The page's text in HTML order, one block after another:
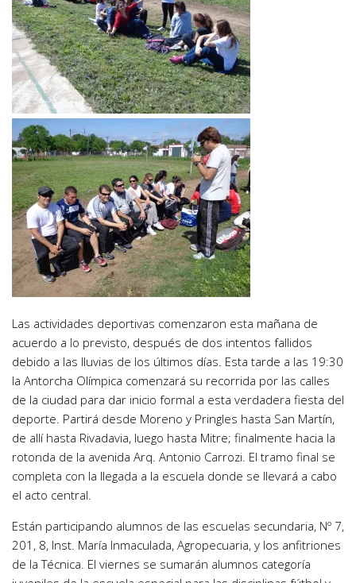
Las actividades deportivas comenzaron esta mañana de
acuerdo a lo previsto, después de dos intentos fallidos
debido a las lluvias de los últimos días. Esta tarde a las 19:30
la Antorcha Olímpica comenzará su recorrida por las calles
de la ciudad para dar inicio formal a esta verdadera fiesta del
deporte. Partirá desde Moreno y Pringles hasta San Martín,
de allí hasta Rivadavia, luego hasta Mitre; finalmente hacia la
rotonda de la avenida Arq. Antonio Carrozi. El tramo final se
completa con la llegada a la escuela donde se llevará a cabo
el acto central.
Están participando alumnos de las escuelas secundaria, Nº 7,
201, 8, Inst. María Inmaculada, Agropecuaria, y los anfitriones
de la Técnica. El viernes se sumarán alumnos categoría